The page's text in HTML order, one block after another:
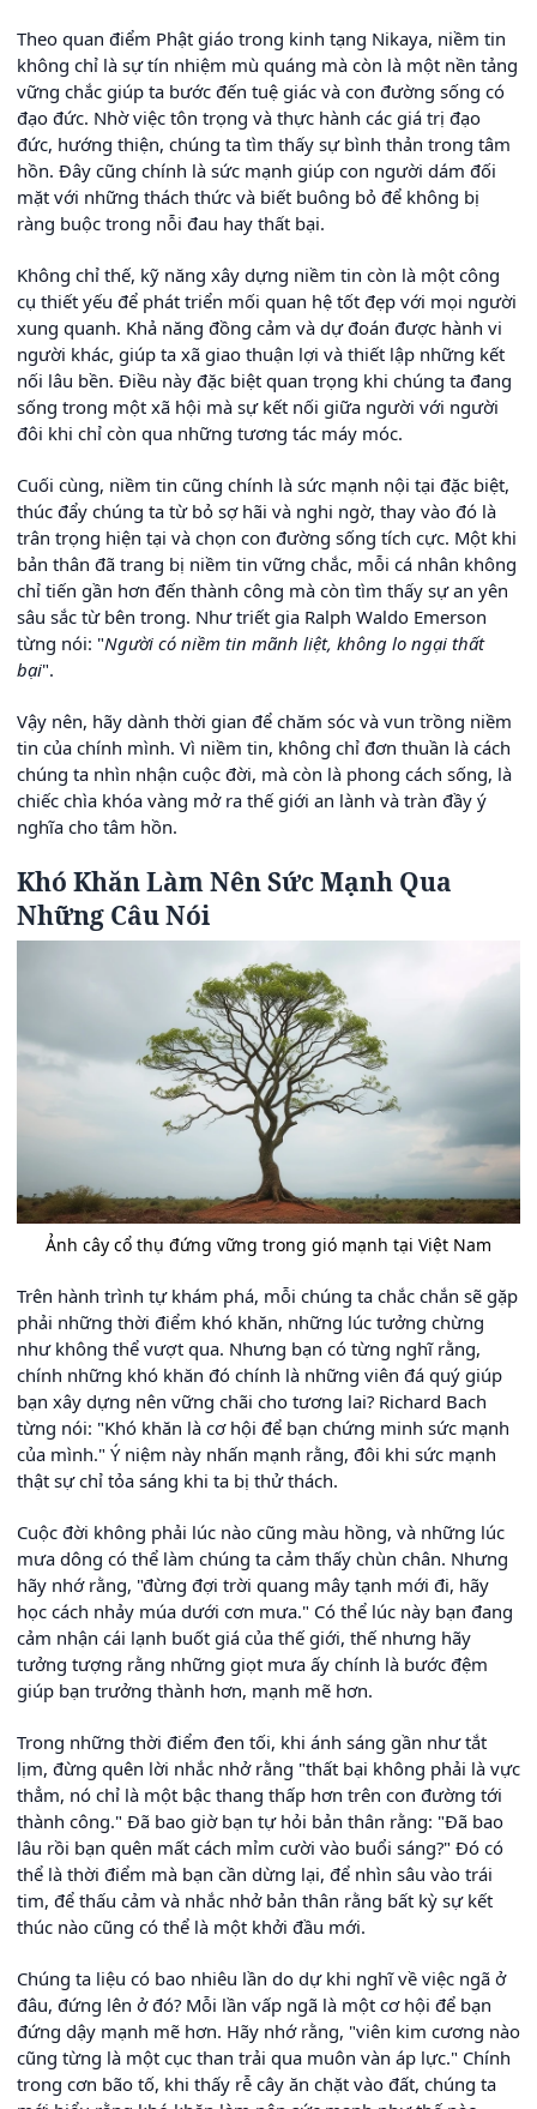
Theo quan điểm Phật giáo trong kinh tạng Nikaya, niềm tin
không chỉ là sự tín nhiệm mù quáng mà còn là một nền tảng
vững chắc giúp ta bước đến tuệ giác và con đường sống có
đạo đức. Nhờ việc tôn trọng và thực hành các giá trị đạo
đức, hướng thiện, chúng ta tìm thấy sự bình thản trong tâm
hồn. Đây cũng chính là sức mạnh giúp con người dám đối
mặt với những thách thức và biết buông bỏ để không bị
ràng buộc trong nỗi đau hay thất bại.
Không chỉ thế, kỹ năng xây dựng niềm tin còn là một công
cụ thiết yếu để phát triển mối quan hệ tốt đẹp với mọi người
xung quanh. Khả năng đồng cảm và dự đoán được hành vi
người khác, giúp ta xã giao thuận lợi và thiết lập những kết
nối lâu bền. Điều này đặc biệt quan trọng khi chúng ta đang
sống trong một xã hội mà sự kết nối giữa người với người
đôi khi chỉ còn qua những tương tác máy móc.
Cuối cùng, niềm tin cũng chính là sức mạnh nội tại đặc biệt,
thúc đẩy chúng ta từ bỏ sợ hãi và nghi ngờ, thay vào đó là
trân trọng hiện tại và chọn con đường sống tích cực. Một khi
bản thân đã trang bị niềm tin vững chắc, mỗi cá nhân không
chỉ tiến gần hơn đến thành công mà còn tìm thấy sự an yên
sâu sắc từ bên trong. Như triết gia Ralph Waldo Emerson
từng nói: "Người có niềm tin mãnh liệt, không lo ngại thất
bại".
Vậy nên, hãy dành thời gian để chăm sóc và vun trồng niềm
tin của chính mình. Vì niềm tin, không chỉ đơn thuần là cách
chúng ta nhìn nhận cuộc đời, mà còn là phong cách sống, là
chiếc chìa khóa vàng mở ra thế giới an lành và tràn đầy ý
nghĩa cho tâm hồn.
Khó Khăn Làm Nên Sức Mạnh Qua
Những Câu Nói
Ảnh cây cổ thụ đứng vững trong gió mạnh tại Việt Nam
Trên hành trình tự khám phá, mỗi chúng ta chắc chắn sẽ gặp
phải những thời điểm khó khăn, những lúc tưởng chừng
như không thể vượt qua. Nhưng bạn có từng nghĩ rằng,
chính những khó khăn đó chính là những viên đá quý giúp
bạn xây dựng nên vững chãi cho tương lai? Richard Bach
từng nói: "Khó khăn là cơ hội để bạn chứng minh sức mạnh
của mình." Ý niệm này nhấn mạnh rằng, đôi khi sức mạnh
thật sự chỉ tỏa sáng khi ta bị thử thách.
Cuộc đời không phải lúc nào cũng màu hồng, và những lúc
mưa dông có thể làm chúng ta cảm thấy chùn chân. Nhưng
hãy nhớ rằng, "đừng đợi trời quang mây tạnh mới đi, hãy
học cách nhảy múa dưới cơn mưa." Có thể lúc này bạn đang
cảm nhận cái lạnh buốt giá của thế giới, thế nhưng hãy
tưởng tượng rằng những giọt mưa ấy chính là bước đệm
giúp bạn trưởng thành hơn, mạnh mẽ hơn.
Trong những thời điểm đen tối, khi ánh sáng gần như tắt
lịm, đừng quên lời nhắc nhở rằng "thất bại không phải là vực
thẳm, nó chỉ là một bậc thang thấp hơn trên con đường tới
thành công." Đã bao giờ bạn tự hỏi bản thân rằng: "Đã bao
lâu rồi bạn quên mất cách mỉm cười vào buổi sáng?" Đó có
thể là thời điểm mà bạn cần dừng lại, để nhìn sâu vào trái
tim, để thấu cảm và nhắc nhở bản thân rằng bất kỳ sự kết
thúc nào cũng có thể là một khởi đầu mới.
Chúng ta liệu có bao nhiêu lần do dự khi nghĩ về việc ngã ở
đâu, đứng lên ở đó? Mỗi lần vấp ngã là một cơ hội để bạn
đứng dậy mạnh mẽ hơn. Hãy nhớ rằng, "viên kim cương nào
cũng từng là một cục than trải qua muôn vàn áp lực." Chính
trong cơn bão tố, khi thấy rễ cây ăn chặt vào đất, chúng ta